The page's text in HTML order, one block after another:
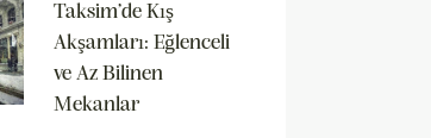
Taksim’de Kış
Akşamları: Eğlenceli
ve Az Bilinen
Mekanlar